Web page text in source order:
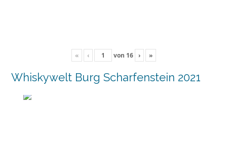
« ‹ von 16 › »
Whiskywelt Burg Scharfenstein 2021